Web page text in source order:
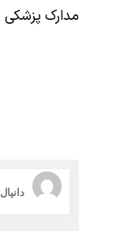
مدارک
دانیال